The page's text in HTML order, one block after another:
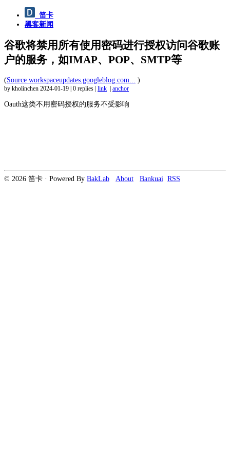
笛卡
黑客新闻
谷歌将禁用所有使用密码进行授权访问谷歌账
户的服务，如IMAP、POP、SMTP等
(Source workspaceupdates.googleblog.com... )
by kholinchen 2024-01-19 0 replies link anchor
Oauth这类不用密码授权的服务不受影响
© 2026 笛卡 · Powered By BakLab About Bankuai RSS